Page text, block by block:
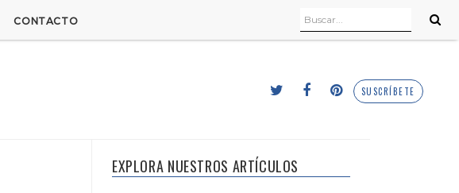
CONTACTO
SUSCRÍBETE
EXPLORA NUESTROS ARTÍCULOS